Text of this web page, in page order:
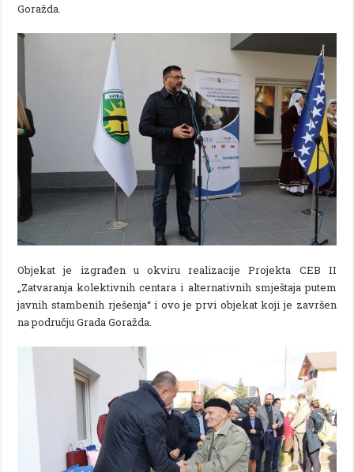
Goražda.
Objekat je izgrađen u okviru realizacije Projekta CEB II
„Zatvaranja kolektivnih centara i alternativnih smještaja putem
javnih stambenih rješenja“ i ovo je prvi objekat koji je završen
na području Grada Goražda.